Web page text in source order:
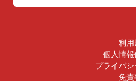
利用
個人情
プライバ
免責